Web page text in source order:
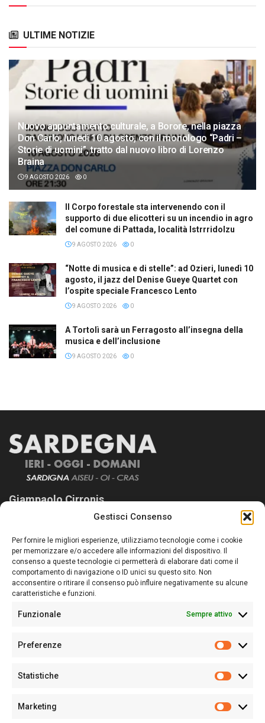
Gestisci Consenso
Per fornire le migliori esperienze, utilizziamo tecnologie come i cookie
per memorizzare e/o accedere alle informazioni del dispositivo. Il
consenso a queste tecnologie ci permetterà di elaborare dati come il
comportamento di navigazione o ID unici su questo sito. Non
acconsentire o ritirare il consenso può influire negativamente su alcune
caratteristiche e funzioni.
Funzionale Sempre attivo
Preferenze
Statistiche
Marketing
ULTIME NOTIZIE
Nuovo appuntamento culturale, a Borore, nella piazza
Don Carlo, lunedì 10 agosto, con il monologo “Padri –
Storie di uomini”, tratto dal nuovo libro di Lorenzo
Braina
9 AGOSTO 2026 0
Il Corpo forestale sta intervenendo con il
supporto di due elicotteri su un incendio in agro
del comune di Pattada, località Istrrridolzu
9 AGOSTO 2026 0
“Notte di musica e di stelle”: ad Ozieri, lunedì 10
agosto, il jazz del Denise Gueye Quartet con
l’ospite speciale Francesco Lento
9 AGOSTO 2026 0
A Tortolì sarà un Ferragosto all’insegna della
musica e dell’inclusione
9 AGOSTO 2026 0
Giampaolo Cirronis
Sardegna Ieri-Oggi-Domani nasce per informare “liberamente” i
lettori su quanto accade in Sardegna, con un occhio rivolto al
nostro passato e, soprattutto, al nostro futuro
Follow Us
Sede:Via Cristoforo Colombo 09013 Carbonia
Partita IVA02270380922
128/2020 del 10/02/2020